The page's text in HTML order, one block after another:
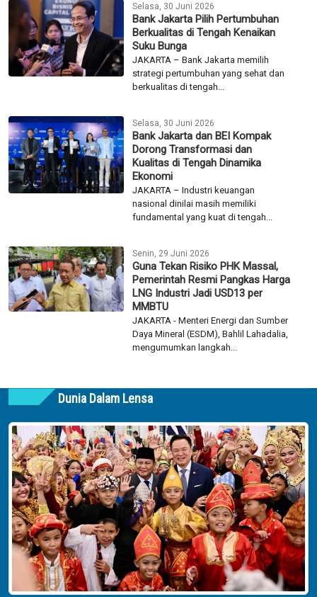
Selasa, 30 Juni 2026
Bank Jakarta Pilih Pertumbuhan
Berkualitas di Tengah Kenaikan
Suku Bunga
JAKARTA – Bank Jakarta memilih
strategi pertumbuhan yang sehat dan
berkualitas di tengah...
Selasa, 30 Juni 2026
Bank Jakarta dan BEI Kompak
Dorong Transformasi dan
Kualitas di Tengah Dinamika
Ekonomi
JAKARTA – Industri keuangan
nasional dinilai masih memiliki
fundamental yang kuat di tengah...
Senin, 29 Juni 2026
Guna Tekan Risiko PHK Massal,
Pemerintah Resmi Pangkas Harga
LNG Industri Jadi USD13 per
MMBTU
JAKARTA - Menteri Energi dan Sumber
Daya Mineral (ESDM), Bahlil Lahadalia,
mengumumkan langkah...
Dunia Dalam Lensa